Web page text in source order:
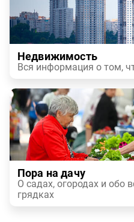
Недвижимость
Вся информация о том,
Пора на дачу
О садах, огородах и обо
грядках